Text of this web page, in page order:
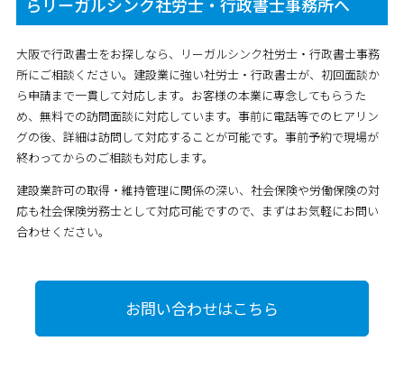
大阪で行政書士をお探しなら、リーガルシンク社労士・行政書士事務
所にご相談ください。建設業に強い社労士・行政書士が、初回面談か
ら申請まで一貫して対応します。お客様の本業に専念してもらうた
め、無料での訪問面談に対応しています。事前に電話等でのヒアリン
グの後、詳細は訪問して対応することが可能です。事前予約で現場が
終わってからのご相談も対応します。
建設業許可の取得・維持管理に関係の深い、社会保険や労働保険の対
応も社会保険労務士として対応可能ですので、まずはお気軽にお問い
合わせください。
お問い合わせはこちら